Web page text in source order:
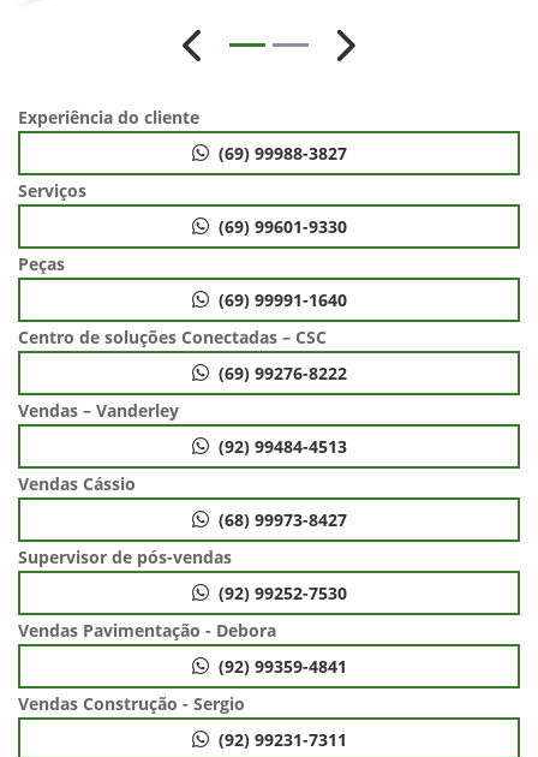
Anterior Próximo
Experiência do cliente
(69) 99988-3827
Serviços
(69) 99601-9330
Peças
(69) 99991-1640
Centro de soluções Conectadas – CSC
(69) 99276-8222
Vendas – Vanderley
(92) 99484-4513
Vendas Cássio
(68) 99973-8427
Supervisor de pós-vendas
(92) 99252-7530
Vendas Pavimentação - Debora
(92) 99359-4841
Vendas Construção - Sergio
(92) 99231-7311